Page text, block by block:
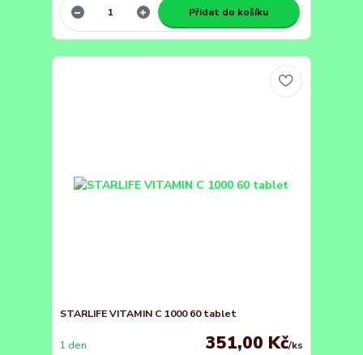
Přidat do košíku
STARLIFE VITAMIN C 1000 60 tablet
351,00 Kč/ks
1 den